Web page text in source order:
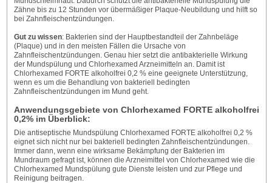
Zähne bis zu 12 Stunden vor übermäßiger Plaque-Neubildung und hilft so
bei Zahnfleischentzündungen.
Gut zu wissen: Bakterien sind der Hauptbestandteil der Zahnbeläge
(Plaque) und in den meisten Fällen die Ursache von
Zahnfleischentzündungen. Genau hier setzt die antibakterielle Wirkung
der Mundspülung und Chlorhexamed Arzneimitteln an. Damit ist
Chlorhexamed FORTE alkoholfrei 0,2 % eine geeignete Unterstützung,
wenn es um die Behandlung von bakteriell bedingten
Zahnfleischentzündungen im Mund geht.
Anwendungsgebiete von Chlorhexamed FORTE alkoholfrei
0,2% im Überblick:
Die antiseptische Mundspülung Chlorhexamed FORTE alkoholfrei 0,2 %
eignet sich nicht nur bei bakteriell bedingten Zahnfleischentzündungen.
Immer dann, wenn eine wirksame Bekämpfung der Bakterien im
Mundraum gefragt ist, können die Arzneimittel von Chlorhexamed wie die
Chlorhexamed Mundspülung gute Dienste leisten und zur Pflege und
Reinigung beitragen.